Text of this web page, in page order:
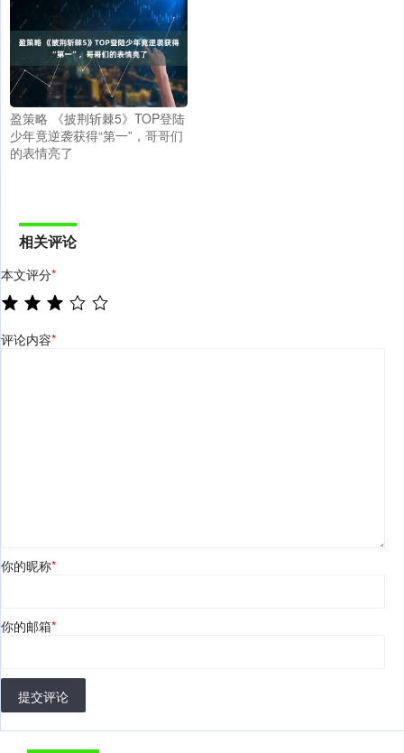
盈策略 《披荆斩棘5》TOP登陆
少年竟逆袭获得“第一”，哥哥们
的表情亮了
相关评论
本文评分*
评论内容*
你的昵称*
你的邮箱*
提交评论